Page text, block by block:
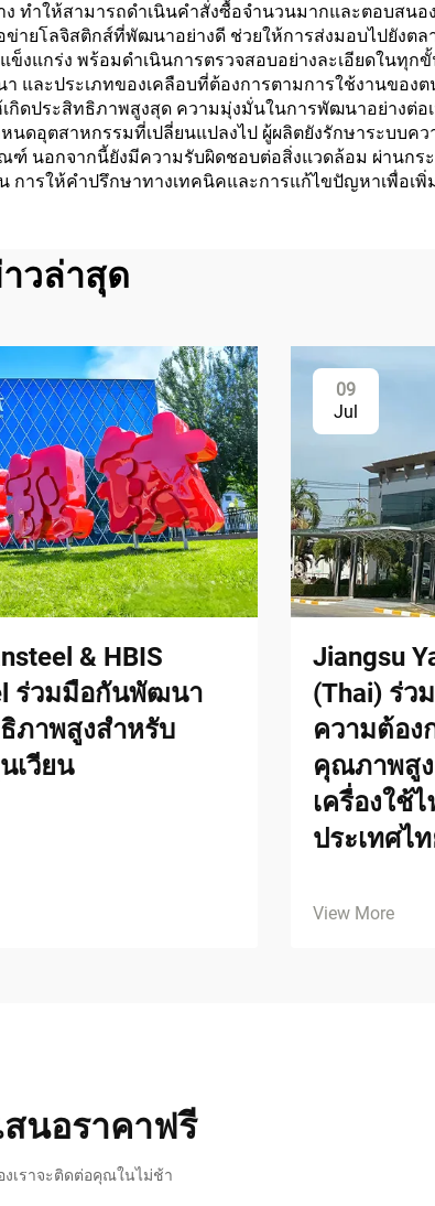
ทำให้สามารถดำเนินคำสั่งซื้อจำนวนมากและตอบสน
ยโลจิสติกส์ที่พัฒนาอย่างดี ช่วยให้การส่งมอบไปยังตลา
แกร่ง พร้อมดำเนินการตรวจสอบอย่างละเอียดในทุก
ะประเภทของเคลือบที่ต้องการตามการใช้งานของต
ดประสิทธิภาพสูงสุด ความมุ่งมั่นในการพัฒนาอย่างต่อ
ดอุตสาหกรรมที่เปลี่ยนแปลงไป ผู้ผลิตยังรักษาระบบ
นอกจากนี้ยังมีความรับผิดชอบต่อสิ่งแวดล้อม ผ่านกร
การให้คำปรึกษาทางเทคนิคและการแก้ไขปัญหาเพื่อเ
วล่าสุด
& HBIS
ร่วมมือกันพัฒนา
ภาพสูงสำหรับ
เวียน
09
Jul
Jiangsu
(Thai) ร่ว
ความต้อง
คุณภาพสู
เครื่องใช้
ประเทศไ
View More
สนอราคาฟรี
เราจะติดต่อคุณในไม่ช้า